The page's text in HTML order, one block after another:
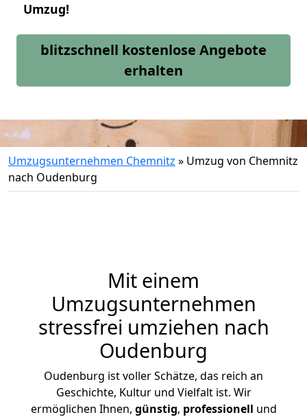
Umzug!
blitzschnell kostenlose Angebote
erhalten
Umzugsunternehmen Chemnitz » Umzug von Chemnitz
nach Oudenburg
Mit einem
Umzugsunternehmen
stressfrei umziehen nach
Oudenburg
Oudenburg ist voller Schätze, das reich an
Geschichte, Kultur und Vielfalt ist. Wir
ermöglichen Ihnen, günstig, professionell und